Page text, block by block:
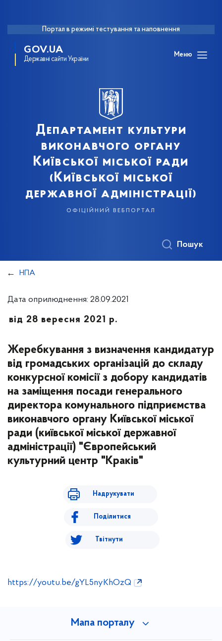
Портал в режимі тестування та наповнення
GOV.UA
Державні сайти України
Меню
Департамент культури
виконавчого органу
Київської міської ради
(Київської міської
державної адміністрації)
офіційний вебпортал
Пошук
НПА
Дата оприлюднення: 28.09.2021
від 28 вересня 2021 р.
Жеребкування з визначення кандидатур
від громадських організацій до складу
конкурсної комісії з добору кандидатів
на заміщення посади генерального
директора комунального підприємства
виконавчого органу Київської міської
ради (київської міської державної
адміністрації) "Європейський
культурний центр "Краків"
Надрукувати
Поділитися
Твітнути
https://youtu.be/gYL5nyKhOzQ
Мапа порталу